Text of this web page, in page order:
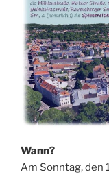
Wann?
Am Sonntag, den